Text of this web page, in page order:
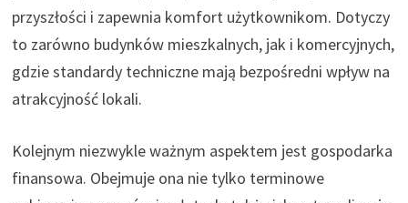
przyszłości i zapewnia komfort użytkownikom. Dotyczy
to zarówno budynków mieszkalnych, jak i komercyjnych,
gdzie standardy techniczne mają bezpośredni wpływ na
atrakcyjność lokali.
Kolejnym niezwykle ważnym aspektem jest gospodarka
finansowa. Obejmuje ona nie tylko terminowe